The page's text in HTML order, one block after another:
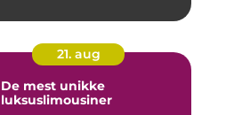
21. aug
De mest unikke
luksuslimousiner